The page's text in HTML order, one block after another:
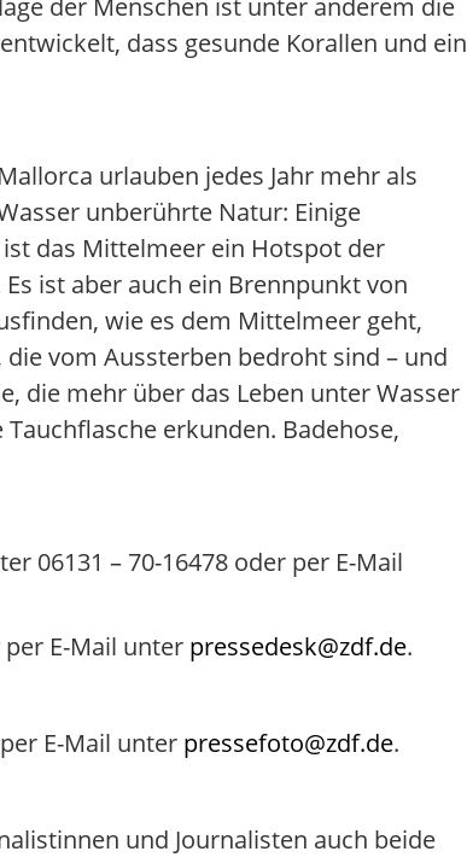
der Menschen ist unter anderem die
dass gesunde Korallen und ein
urlauben jedes Jahr mehr als
unberührte Natur: Einige
ist das Mittelmeer ein Hotspot der
ist aber auch ein Brennpunkt von
wie es dem Mittelmeer geht,
vom Aussterben bedroht sind – und
die mehr über das Leben unter Wasser
erkunden. Badehose,
06131 – 70-16478 oder per E-Mail
E-Mail unter pressedesk@zdf.de.
E-Mail unter pressefoto@zdf.de.
und Journalisten auch beide